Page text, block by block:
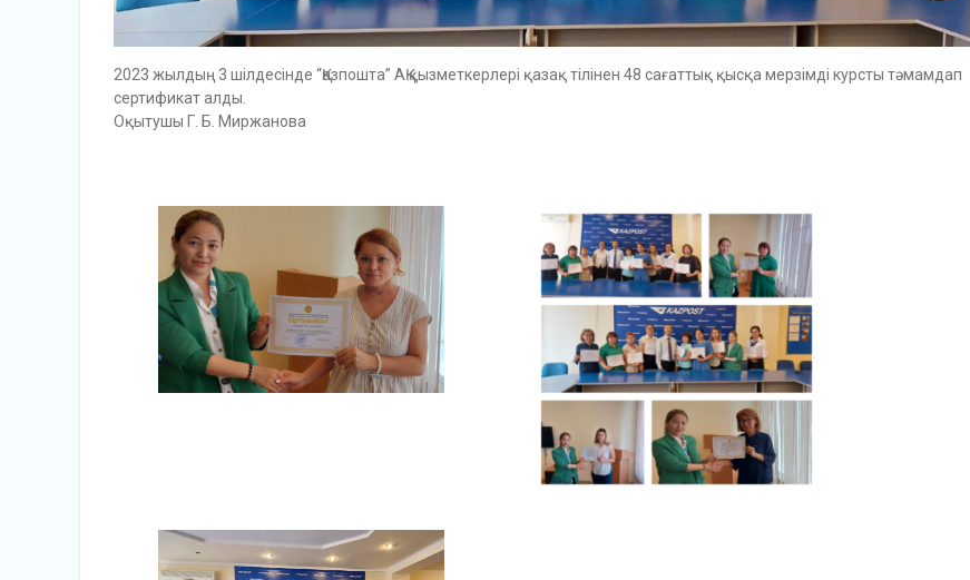
2023 жылдың 3 шілдесінде “Қазпошта” АҚ қызметкерлері қазақ тілінен 48 сағаттық қысқа мерзімді курсты тәмамдап
сертификат алды.
Оқытушы Г. Б. Миржанова